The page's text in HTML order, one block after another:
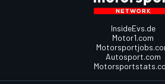
InsideEvs.de
Motor1.com
Autosport.com